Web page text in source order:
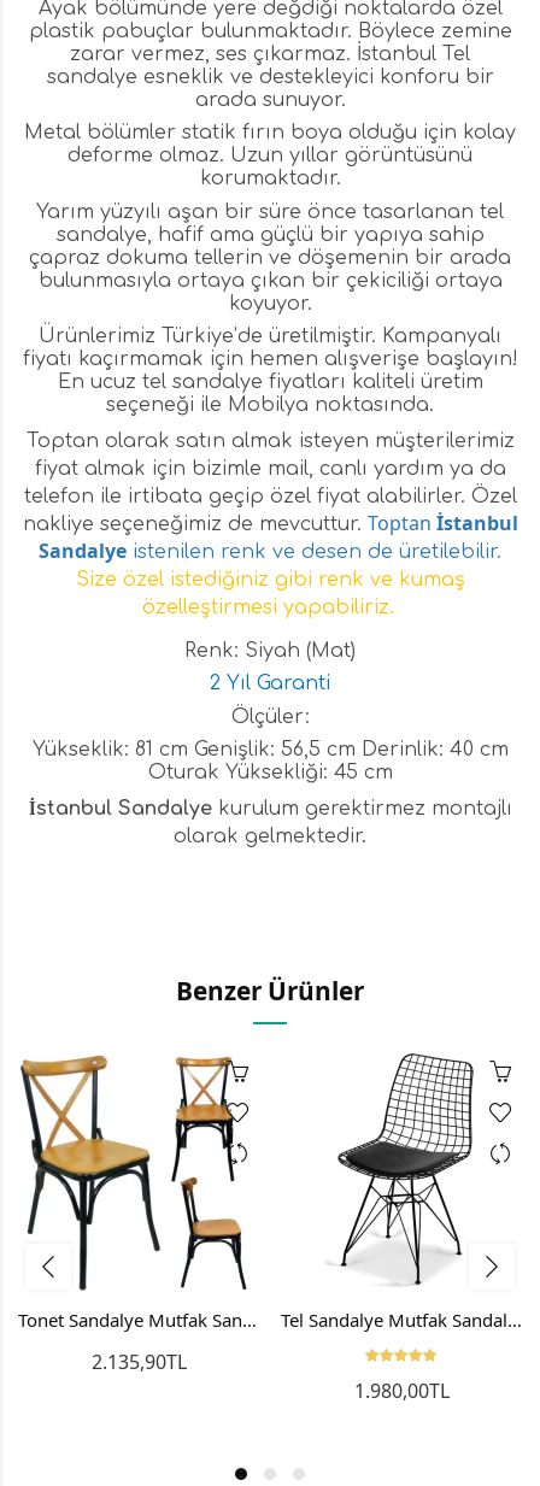
Ayak bölümünde yere değdiği noktalarda özel
plastik pabuçlar bulunmaktadır. Böylece zemine
zarar vermez, ses çıkarmaz. İstanbul Tel
sandalye esneklik ve destekleyici konforu bir
arada sunuyor.
Metal bölümler statik fırın boya olduğu için kolay
deforme olmaz. Uzun yıllar görüntüsünü
korumaktadır.
Yarım yüzyılı aşan bir süre önce tasarlanan tel
sandalye, hafif ama güçlü bir yapıya sahip
çapraz dokuma tellerin ve döşemenin bir arada
bulunmasıyla ortaya çıkan bir çekiciliği ortaya
koyuyor.
Ürünlerimiz Türkiye’de üretilmiştir. Kampanyalı
fiyatı kaçırmamak için hemen alışverişe başlayın!
En ucuz tel sandalye fiyatları kaliteli üretim
seçeneği ile Mobilya noktasında.
Toptan olarak satın almak isteyen müşterilerimiz
fiyat almak için bizimle mail, canlı yardım ya da
telefon ile irtibata geçip özel fiyat alabilirler. Özel
nakliye seçeneğimiz de mevcuttur. Toptan İstanbul
Sandalye istenilen renk ve desen de üretilebilir.
Size özel istediğiniz gibi renk ve kumaş
özelleştirmesi yapabiliriz.
Renk: Siyah (Mat)
2 Yıl Garanti
Ölçüler:
Yükseklik: 81 cm Genişlik: 56,5 cm Derinlik: 40 cm
Oturak Yüksekliği: 45 cm
İstanbul Sandalye kurulum gerektirmez montajlı
olarak gelmektedir.
Benzer Ürünler
Tonet Sandalye Mutfak Sandalyesi Bahçe Sandalyesi Cafe Sandalyesi
2.135,90TL
Tel Sandalye Mutfak Sandalyesi Bahçe Sandalyesi Balkon Sandalyesi
1.980,00TL